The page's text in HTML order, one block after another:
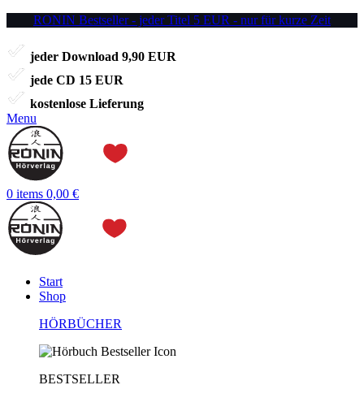
RONIN Bestseller - jeder Titel 5 EUR - nur für kurze Zeit
jeder Download 9,90 EUR
jede CD 15 EUR
kostenlose Lieferung
Menu
0 items 0,00 €
Start
Shop
HÖRBÜCHER
BESTSELLER